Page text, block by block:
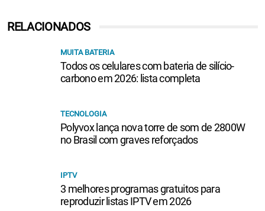
RELACIONADOS
MUITA BATERIA
Todos os celulares com bateria de silício-
carbono em 2026: lista completa
TECNOLOGIA
Polyvox lança nova torre de som de 2800W
no Brasil com graves reforçados
IPTV
3 melhores programas gratuitos para
reproduzir listas IPTV em 2026